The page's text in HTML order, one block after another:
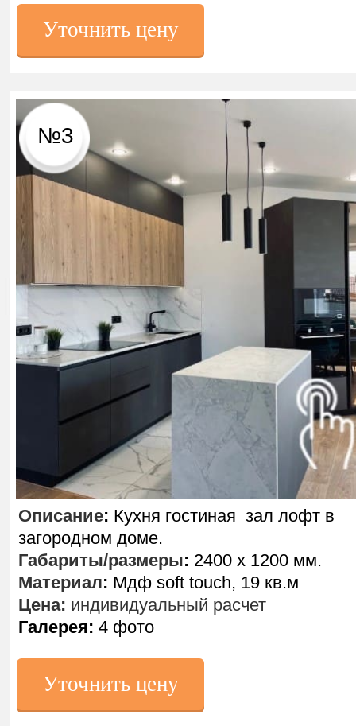
Уточнить цену
Уточнить цену
Описание: Кухня гостиная зал лофт в
загородном доме.
Габариты/размеры: 2400 х 1200 мм.
Материал: Мдф soft touch, 19 кв.м
Цена: индивидуальный расчет
Галерея: 4 фото
№3